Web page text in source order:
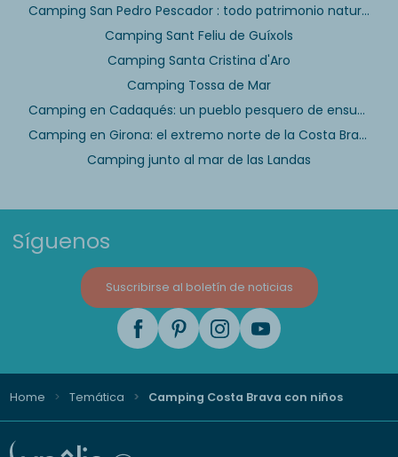
Camping San Pedro Pescador : todo patrimonio natural
Camping Sant Feliu de Guíxols
Camping Santa Cristina d'Aro
Camping Tossa de Mar
Camping en Cadaqués: un pueblo pesquero de ensueño
Camping en Girona: el extremo norte de la Costa Brava
Camping junto al mar de las Landas
Síguenos
Suscribirse al boletín de noticias
Home Temática Camping Costa Brava con niños